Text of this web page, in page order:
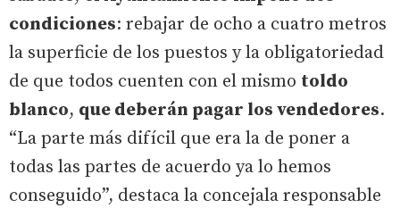
condiciones: rebajar de ocho a cuatro metros
la superficie de los puestos y la obligatoriedad
de que todos cuenten con el mismo toldo
blanco, que deberán pagar los vendedores.
“La parte más difícil que era la de poner a
todas las partes de acuerdo ya lo hemos
conseguido”, destaca la concejala responsable